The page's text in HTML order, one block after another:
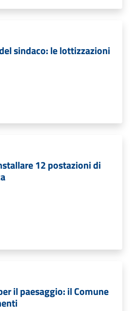
sindaco: le lottizzazioni
12 postazioni di
il paesaggio: il Comune